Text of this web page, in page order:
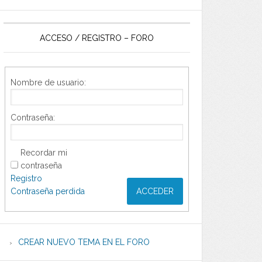
ACCESO / REGISTRO – FORO
Nombre de usuario:
Contraseña:
Recordar mi
contraseña
ACCEDER
Registro
Contraseña perdida
CREAR NUEVO TEMA EN EL FORO